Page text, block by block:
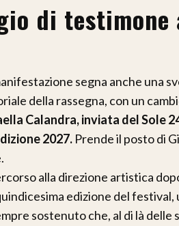
di
segna anche una
della rassegna, con un
Calandra, inviata del Sole
2027. Prende il posto di
alla direzione artistica
edizione del
sostenuto che, al di là